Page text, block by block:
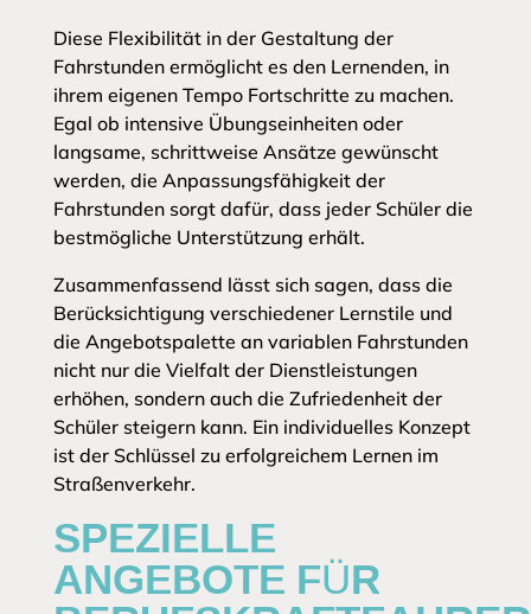
Diese Flexibilität in der Gestaltung der
Fahrstunden ermöglicht es den Lernenden, in
ihrem eigenen Tempo Fortschritte zu machen.
Egal ob intensive Übungseinheiten oder
langsame, schrittweise Ansätze gewünscht
werden, die Anpassungsfähigkeit der
Fahrstunden sorgt dafür, dass jeder Schüler die
bestmögliche Unterstützung erhält.
Zusammenfassend lässt sich sagen, dass die
Berücksichtigung verschiedener Lernstile und
die Angebotspalette an variablen Fahrstunden
nicht nur die Vielfalt der Dienstleistungen
erhöhen, sondern auch die Zufriedenheit der
Schüler steigern kann. Ein individuelles Konzept
ist der Schlüssel zu erfolgreichem Lernen im
Straßenverkehr.
SPEZIELLE
ANGEBOTE FÜR